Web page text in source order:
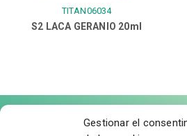
Gestionar el
TITAN06034
S2 LACA GERANIO 20ml